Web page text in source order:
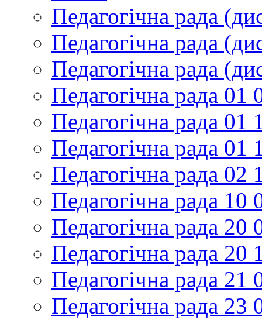
Педагогічна рада
Педагогічна рада
Педагогічна рада
Педагогічна рада 01
Педагогічна рада 01
Педагогічна рада 01
Педагогічна рада 02
Педагогічна рада 10
Педагогічна рада 20
Педагогічна рада 20
Педагогічна рада 21
Педагогічна рада 23